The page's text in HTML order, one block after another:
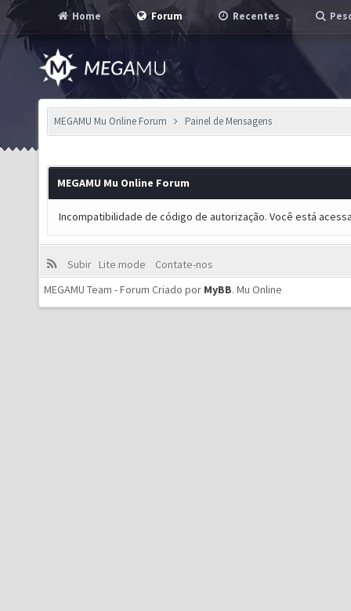
Home Forum Recentes
MEGAMU Mu Online Forum Painel de Mensagens
MEGAMU Mu Online Forum
Incompatibilidade de código de autorização. Você está
Subir Lite mode
Contate-nos
MEGAMU Team - Forum Criado por MyBB. Mu Online